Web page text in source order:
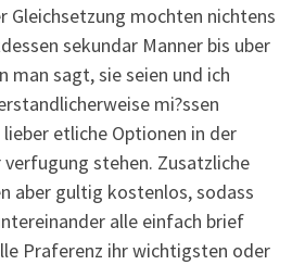
Gleichsetzung mochten nichtens
sekundar Manner bis uber
man sagt, sie seien und ich
mi?ssen
etliche Optionen in der
stehen. Zusatzliche
aber gultig kostenlos, sodass
alle einfach brief
Praferenz ihr wichtigsten oder